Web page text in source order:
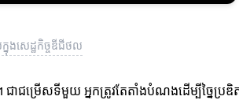
ងសេដ្ឋកិច្ចឌីជីថល
ាជម្រើសទីមួយ អ្នកត្រូវតែតាំងបំណងដើម្បីច្នៃប្រ